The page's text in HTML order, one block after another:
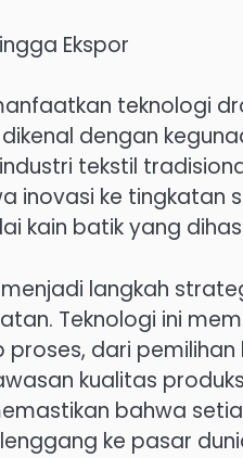
Ekspor
teknologi
dengan
tekstil
inovasi ke tingkatan
kain batik yang
langkah
Teknologi ini
dari
kualitas
bahwa
ke pasar